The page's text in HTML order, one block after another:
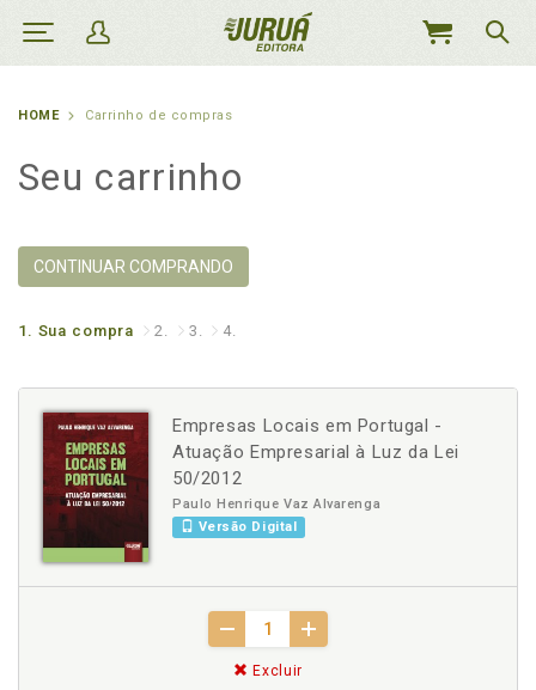
MEU
HOME Carrinho de compras
Seu carrinho
CONTINUAR COMPRANDO
1. Sua compra 2. 3. 4.
Empresas Locais em Portugal -
Atuação Empresarial à Luz da Lei
50/2012
Paulo Henrique Vaz Alvarenga
Versão Digital
Excluir